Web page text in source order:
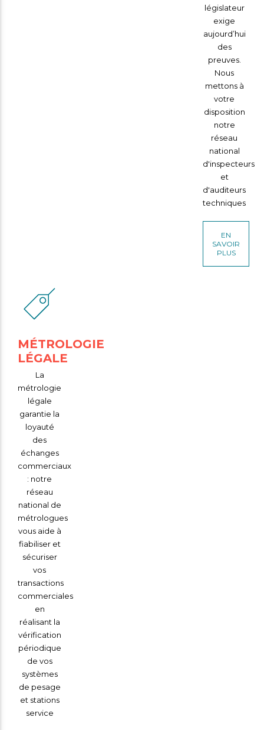
législateur
exige
aujourd’hui
des
preuves.
Nous
mettons à
votre
disposition
notre
réseau
national
d'inspecteurs
et
d'auditeurs
techniques
EN
SAVOIR
PLUS
MÉTROLOGIE
LÉGALE
La
métrologie
légale
garantie la
loyauté
des
échanges
commerciaux
: notre
réseau
national de
métrologues
vous aide à
fiabiliser et
sécuriser
vos
transactions
commerciales
en
réalisant la
vérification
périodique
de vos
systèmes
de pesage
et stations
service